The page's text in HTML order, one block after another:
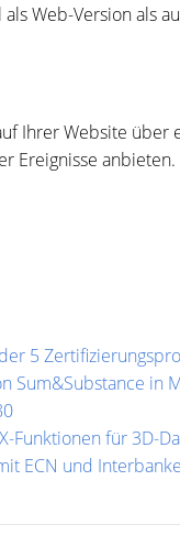
Web-Version als
Ihrer Website über
Ereignisse anbieten.
5
Sum&Substance in
Funktionen für 3D-
ECN und